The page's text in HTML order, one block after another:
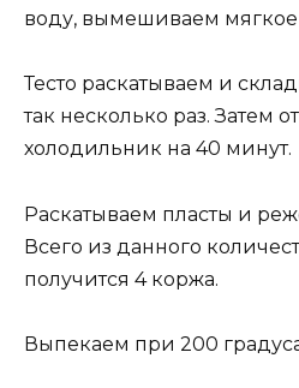
воду, вымешиваем мягкое
Тесто раскатываем и
так несколько раз. Затем
холодильник на 40 минут.
Раскатываем пласты и
Всего из данного
получится 4 коржа.
Выпекаем при 200